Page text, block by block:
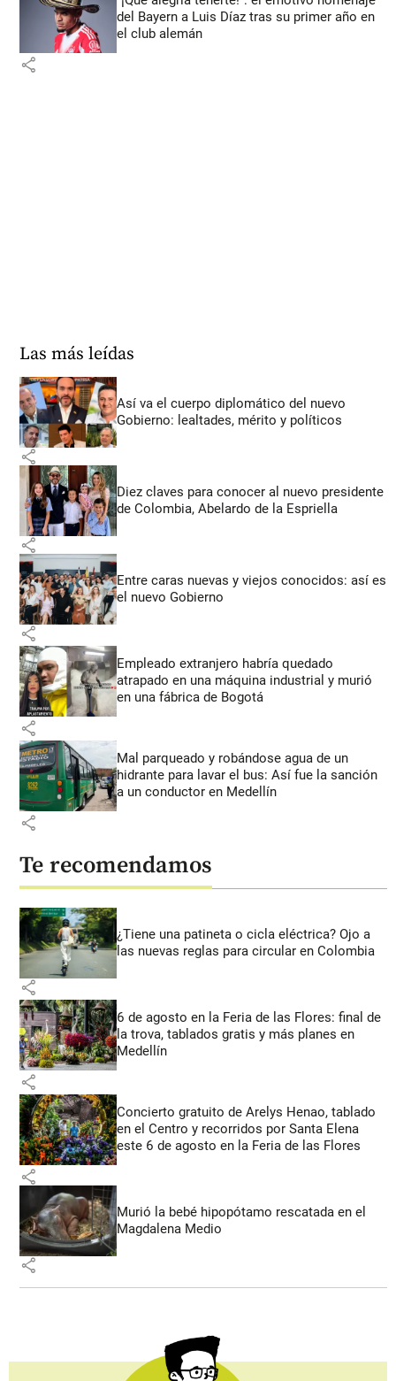
del Bayern a Luis Díaz tras su primer año en
el club alemán
share
Las más leídas
Así va el cuerpo diplomático del nuevo
Gobierno: lealtades, mérito y políticos
share
Diez claves para conocer al nuevo presidente
de Colombia, Abelardo de la Espriella
share
Entre caras nuevas y viejos conocidos: así es
el nuevo Gobierno
share
Empleado extranjero habría quedado
atrapado en una máquina industrial y murió
en una fábrica de Bogotá
share
Mal parqueado y robándose agua de un
hidrante para lavar el bus: Así fue la sanción
a un conductor en Medellín
share
Te recomendamos
¿Tiene una patineta o cicla eléctrica? Ojo a
las nuevas reglas para circular en Colombia
share
6 de agosto en la Feria de las Flores: final de
la trova, tablados gratis y más planes en
Medellín
share
Concierto gratuito de Arelys Henao, tablado
en el Centro y recorridos por Santa Elena
este 6 de agosto en la Feria de las Flores
share
Murió la bebé hipopótamo rescatada en el
Magdalena Medio
share